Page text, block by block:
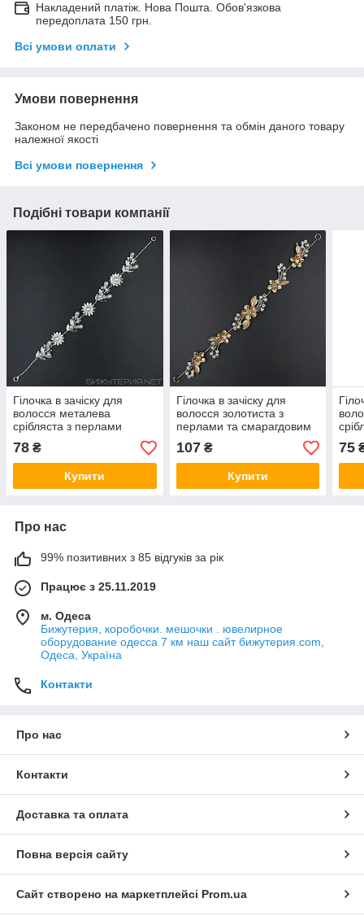
Накладений платіж. Нова Пошта. Обов'язкова
передоплата 150 грн.
Всі умови оплати
Умови повернення
Законом не передбачено повернення та обмін даного товару
належної якості
Всі умови повернення
Подібні товари компанії
Гілочка в зачіску для
волосся металева
срібляста з перлами
ромашка пелюстки 28 см
із двома неведимками
78 ₴
Купити
Гілочка в зачіску для
волосся золотиста з
перлами та смарагдовим
камінням квіточки 28 см із
двома неведимками
107₴
Купити
75
Про нас
99% позитивних з 85 відгуків за рік
Працює з 25.11.2019
м. Одеса
Бижутерия, коробочки. мешочки . ювелирное
оборудование одесса 7 км наш сайт бижутерия.com,
Одеса, Україна
Контакти
Про нас
Контакти
Доставка та оплата
Повна версія сайту
Сайт створено на маркетплейсі Prom.ua